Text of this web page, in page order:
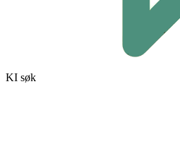
KI søk